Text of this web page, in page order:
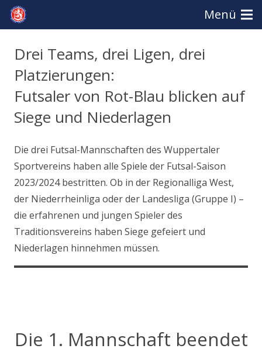
Menü
Drei Teams, drei Ligen, drei
Platzierungen:
Futsaler von Rot-Blau blicken auf
Siege und Niederlagen
Die drei Futsal-Mannschaften des Wuppertaler
Sportvereins haben alle Spiele der Futsal-Saison
2023/2024 bestritten. Ob in der Regionalliga West,
der Niederrheinliga oder der Landesliga (Gruppe I) –
die erfahrenen und jungen Spieler des
Traditionsvereins haben Siege gefeiert und
Niederlagen hinnehmen müssen.
Die 1. Mannschaft beendet